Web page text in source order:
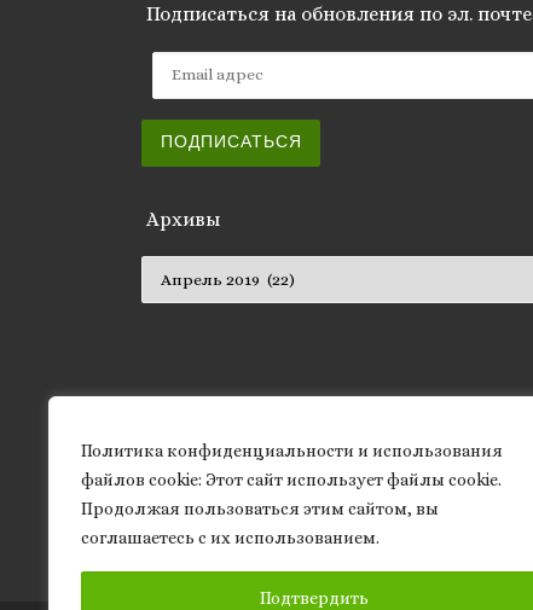
Политика конфиденциальности и использования
файлов сookie: Этот сайт использует файлы cookie.
Продолжая пользоваться этим сайтом, вы
соглашаетесь с их использованием.
Подтвердить
Подписаться на обновления по эл. почте
ПОДПИСАТЬСЯ
Архивы